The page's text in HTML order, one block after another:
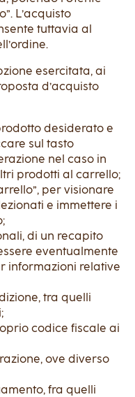
L’acquisto
tuttavia al
esercitata, ai
d’acquisto
desiderato e
sul tasto
nel caso in
prodotti al carrello;
per visionare
e immettere i
di un recapito
eventualmente
informazioni relative
tra quelli
codice fiscale ai
ove diverso
fra quelli